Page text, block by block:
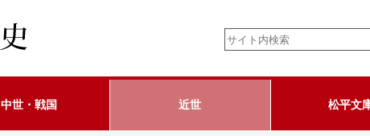
中世・戦国 近世 松平文